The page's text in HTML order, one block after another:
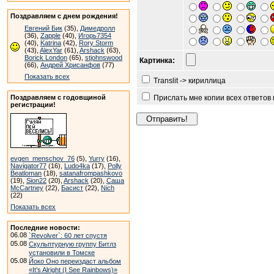
Поздравляем с днем рождения!
Евгений Бик (35), Димедролл
(36), Zapple (40), Игорь7354
(40), Katrina (42), Rory Storm
(43), AlexYar (61), Arshack (63),
Borick London (65), stjohnswood
(66), Андрей Хрисанфов (77)
Показать всех
Поздравляем с годовщиной
регистрации!
evgen_menschov_76 (5), Yurry (16),
Navigator77 (16), Ludo4ka (17), Polly
Beatloman (18), satanafrompashkovo
(19), Sion22 (20), Arshack (20), Саша
McCartney (22), Басист (22), Nich
(22)
Показать всех
Последние новости:
06.08 `Revolver`: 60 лет спустя
05.08 Скульптурную группу Битлз
установили в Томске
05.08 Йоко Оно переиздаст альбом
«It’s Alright (I See Rainbows)»
Картинка:
Translit -> кириллица
Прислать мне копии всех